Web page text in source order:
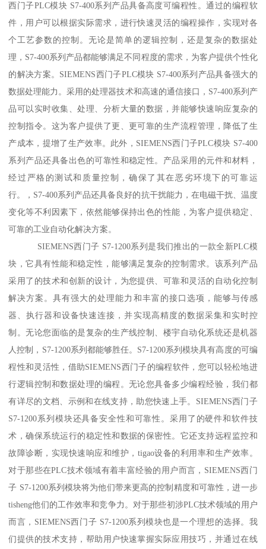
西门子PLC模块 S7-400系列产品具备高度可编程性。通过的编程软
件，用户可以根据实际需求，进行快速灵活的编程操作，实现对各
个工艺参数的控制。无论是简单的逻辑控制，还是复杂的数据处
理，S7-400系列产品都能够满足不同程度的需求，为客户提供个性化
的解决方案。SIEMENS西门子PLC模块 S7-400系列产品具备强大的
数据处理能力。采用的处理器技术和高速的通信接口，S7-400系列产
品可以实时收集、处理、分析大量的数据，并能够快速响应复杂的
控制指令。这为客户提供了更、更可靠的生产流程管理，降低了生
产成本，提增了生产效率。此外，SIEMENS西门子PLC模块 S7-400
系列产品还具备出色的可靠性和稳定性。产品采用的元件和材料，
经过严格的测试和质量控制，确保了其在恶劣环境下的可靠运
行。，S7-400系列产品还具备良好的抗干扰能力，在电磁干扰、温度
变化等不利因素下，依然能够保持出色的性能，为客户提供稳定、
可靠的工业自动化解决方案。
SIEMENS西门子 S7-1200系列是我们推出的一款全新PLC模
块，它具有性能和稳定性，能够满足复杂的控制需求。该系列产品
采用了的技术和创新的设计，为您提供、可靠和灵活的自动化控制
解决方案。具有强大的处理能力和丰富的接口选项，能够与传感
器、执行器和设备快速连接，并实现高精度的数据采集和实时控
制。无论您面临的是复杂的生产线控制、楼宇自动化系统还是机器
人控制，S7-1200系列都能够胜任。S7-1200系列模块具有高度的可编
程性和灵活性，借助SIEMENS西门子的编程软件，您可以轻松地进
行逻辑控制和数据处理的编程。无论您具备多少编程经验，我们都
有详尽的文档、示例和在线支持，助您快速上手。SIEMENS西门子
S7-1200系列模块还具备安全性和可靠性。采用了的硬件和软件技
术，确保系统运行的稳定性和数据的保密性。它还支持远程监控和
故障诊断，实现快速响应和维护，tigao设备的利用率和生产效率。
对于那些在PLC技术领域有着丰富经验的用户而言，SIEMENS西门
子 S7-1200系列模块将为他们带来更高的控制精度和可靠性，进一步
tisheng他们的工作效率和竞争力。对于那些初涉PLC技术领域的用户
而言，SIEMENS西门子 S7-1200系列模块也是一个理想的选择。我
们提供的技术支持，帮助用户快速掌握实际应用技巧，并通过在线